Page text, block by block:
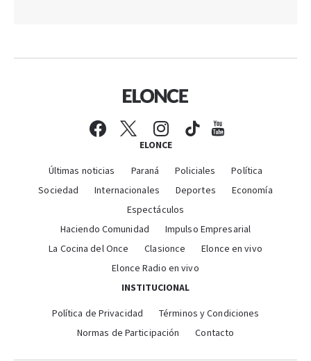
ELONCE
Últimas noticias Paraná Policiales
Política
Sociedad
Internacionales Deportes
Economía
Espectáculos
Haciendo Comunidad
Impulso Empresarial
La Cocina del Once
Clasionce
Elonce en vivo
Elonce Radio en vivo
INSTITUCIONAL
Política de Privacidad
Términos y Condiciones
Normas de Participación
Contacto